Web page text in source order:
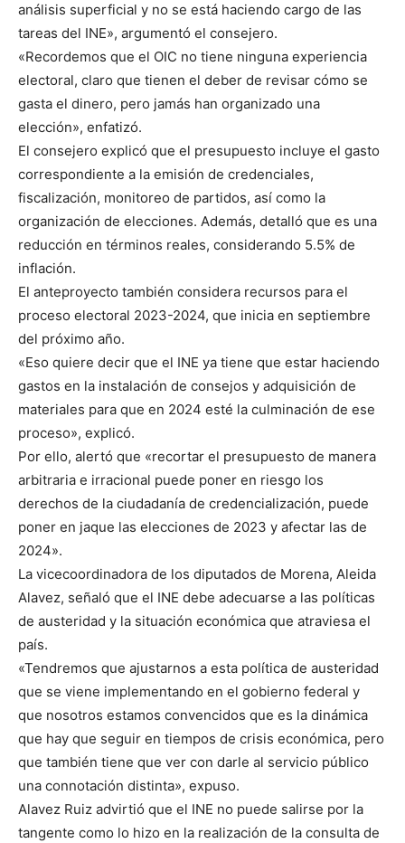
análisis superficial y no se está haciendo cargo de las
tareas del INE», argumentó el consejero.
«Recordemos que el OIC no tiene ninguna experiencia
electoral, claro que tienen el deber de revisar cómo se
gasta el dinero, pero jamás han organizado una
elección», enfatizó.
El consejero explicó que el presupuesto incluye el gasto
correspondiente a la emisión de credenciales,
fiscalización, monitoreo de partidos, así como la
organización de elecciones. Además, detalló que es una
reducción en términos reales, considerando 5.5% de
inflación.
El anteproyecto también considera recursos para el
proceso electoral 2023-2024, que inicia en septiembre
del próximo año.
«Eso quiere decir que el INE ya tiene que estar haciendo
gastos en la instalación de consejos y adquisición de
materiales para que en 2024 esté la culminación de ese
proceso», explicó.
Por ello, alertó que «recortar el presupuesto de manera
arbitraria e irracional puede poner en riesgo los
derechos de la ciudadanía de credencialización, puede
poner en jaque las elecciones de 2023 y afectar las de
2024».
La vicecoordinadora de los diputados de Morena, Aleida
Alavez, señaló que el INE debe adecuarse a las políticas
de austeridad y la situación económica que atraviesa el
país.
«Tendremos que ajustarnos a esta política de austeridad
que se viene implementando en el gobierno federal y
que nosotros estamos convencidos que es la dinámica
que hay que seguir en tiempos de crisis económica, pero
que también tiene que ver con darle al servicio público
una connotación distinta», expuso.
Alavez Ruiz advirtió que el INE no puede salirse por la
tangente como lo hizo en la realización de la consulta de